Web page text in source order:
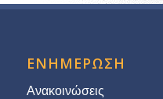
ΕΝΗΜΕΡΩΣΗ
Ανακοινώσεις